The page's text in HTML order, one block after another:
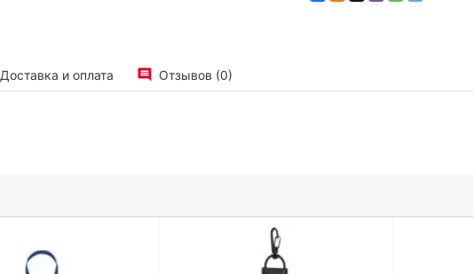
Доставка и оплата Отзывов (0)